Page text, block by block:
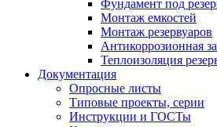
Фундамент под
Монтаж емкостей
Монтаж резервуаров
Антикоррозионная
Теплоизоляция
Документация
Опросные листы
Типовые проекты, серии
Инструкции и ГОСТы